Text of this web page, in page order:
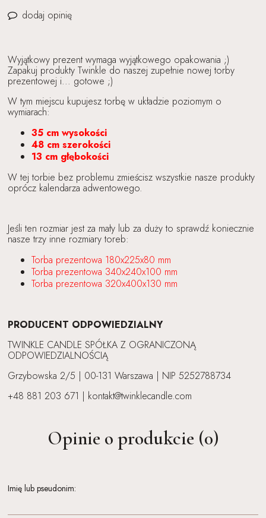
dodaj opinię
Wyjątkowy prezent wymaga wyjątkowego opakowania ;)
Zapakuj produkty Twinkle do naszej zupełnie nowej torby
prezentowej i... gotowe ;)
W tym miejscu kupujesz torbę w układzie poziomym o
wymiarach:
35 cm wysokości
48 cm szerokości
13 cm głębokości
W tej torbie bez problemu zmieścisz wszystkie nasze produkty
oprócz kalendarza adwentowego.
Jeśli ten rozmiar jest za mały lub za duży to sprawdź koniecznie
nasze trzy inne rozmiary toreb:
Torba prezentowa 180x225x80 mm
Torba prezentowa 340x240x100 mm
Torba prezentowa 320x400x130 mm
PRODUCENT ODPOWIEDZIALNY
TWINKLE CANDLE SPÓŁKA Z OGRANICZONĄ
ODPOWIEDZIALNOŚCIĄ
Grzybowska 2/5 | 00-131 Warszawa | NIP 5252788734
+48 881 203 671 | kontakt@twinklecandle.com
Opinie o produkcie (0)
Imię lub pseudonim: